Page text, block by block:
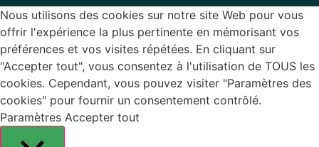
Nous utilisons des cookies sur notre site Web pour vous
offrir l'expérience la plus pertinente en mémorisant vos
préférences et vos visites répétées. En cliquant sur
"Accepter tout", vous consentez à l'utilisation de TOUS les
cookies. Cependant, vous pouvez visiter "Paramètres des
cookies" pour fournir un consentement contrôlé.
Paramètres Accepter tout